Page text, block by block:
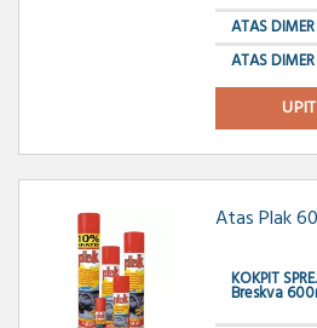
ATAS
ATAS
Atas Plak
KOKPIT
Breskva